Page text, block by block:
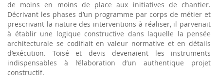
de moins en moins de place aux initiatives de chantier.
Décrivant les phases d’un programme par corps de métier et
prescrivant la nature des interventions à réaliser, il parvenait
à établir une logique constructive dans laquelle la pensée
architecturale se codifiait en valeur normative et en détails
d’exécution. Toisé et devis devenaient les instruments
indispensables à l’élaboration d’un authentique projet
constructif.